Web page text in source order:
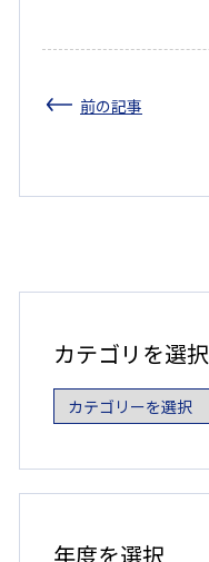
前の記事
カテゴリを選択
カ
ゴ
リ
を
年度を選択
度